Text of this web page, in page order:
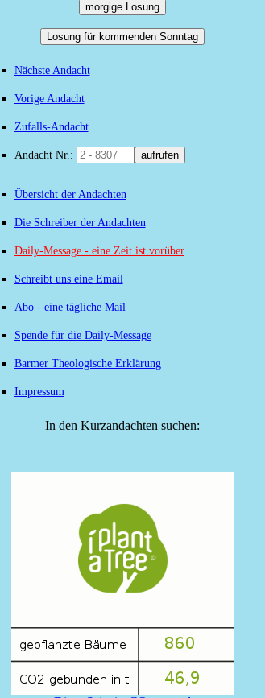
morgige Losung
Losung für kommenden Sonntag
Nächste Andacht
Vorige Andacht
Zufalls-Andacht
Andacht Nr.: aufrufen
Übersicht der Andachten
Die Schreiber der Andachten
Daily-Message - eine Zeit ist vorüber
Schreibt uns eine Email
Abo - eine tägliche Mail
Spende für die Daily-Message
Barmer Theologische Erklärung
Impressum
In den Kurzandachten suchen: